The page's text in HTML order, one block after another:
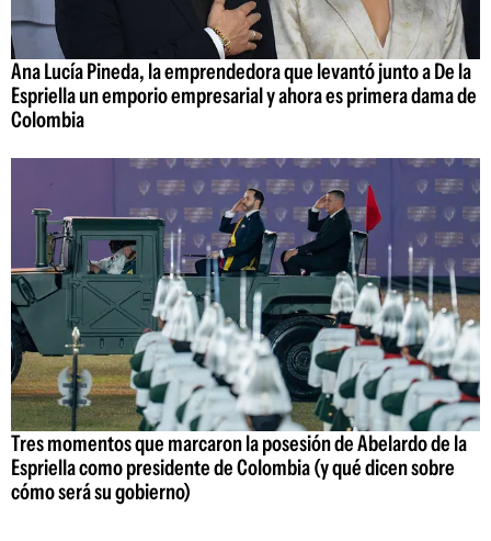
Ana Lucía Pineda, la emprendedora que levantó junto a De la
Espriella un emporio empresarial y ahora es primera dama de
Colombia
Tres momentos que marcaron la posesión de Abelardo de la
Espriella como presidente de Colombia (y qué dicen sobre
cómo será su gobierno)